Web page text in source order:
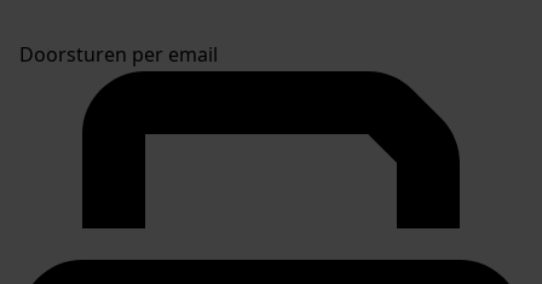
Doorsturen per email